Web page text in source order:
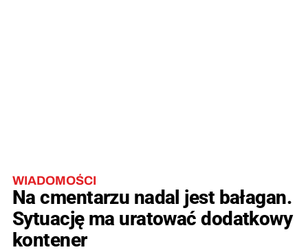
WIADOMOŚCI
Na cmentarzu nadal jest bałagan.
Sytuację ma uratować dodatkowy
kontener